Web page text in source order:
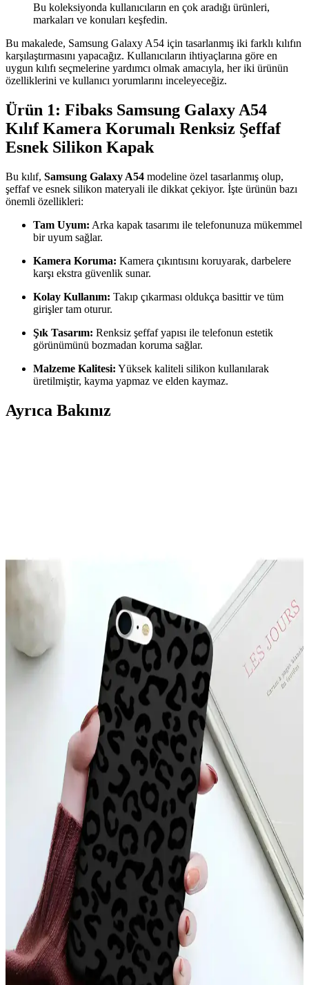
Bu koleksiyonda kullanıcıların en çok aradığı ürünleri,
markaları ve konuları keşfedin.
Bu makalede, Samsung Galaxy A54 için tasarlanmış iki farklı kılıfın
karşılaştırmasını yapacağız. Kullanıcıların ihtiyaçlarına göre en
uygun kılıfı seçmelerine yardımcı olmak amacıyla, her iki ürünün
özelliklerini ve kullanıcı yorumlarını inceleyeceğiz.
Ürün 1: Fibaks Samsung Galaxy A54
Kılıf Kamera Korumalı Renksiz Şeffaf
Esnek Silikon Kapak
Bu kılıf, Samsung Galaxy A54 modeline özel tasarlanmış olup,
şeffaf ve esnek silikon materyali ile dikkat çekiyor. İşte ürünün bazı
önemli özellikleri:
Tam Uyum: Arka kapak tasarımı ile telefonunuza mükemmel
bir uyum sağlar.
Kamera Koruma: Kamera çıkıntısını koruyarak, darbelere
karşı ekstra güvenlik sunar.
Kolay Kullanım: Takıp çıkarması oldukça basittir ve tüm
girişler tam oturur.
Şık Tasarım: Renksiz şeffaf yapısı ile telefonun estetik
görünümünü bozmadan koruma sağlar.
Malzeme Kalitesi: Yüksek kaliteli silikon kullanılarak
üretilmiştir, kayma yapmaz ve elden kaymaz.
Ayrıca Bakınız
Sağlayan İnce Tasarım
McStorey MacBook Air Kılıfı, yüksek kaliteli TPU malzemeden
üretilmiş, şık tasarımıyla cihazınızı çizik ve darbelere karşı korur,
hafif ve estetik yapısıyla kullanım kolaylığı sağlar.
YoungKit Apple iPhone 14 Pro Max Kılıfı:
Dayanıklı ve Estetik Koruma Çözümü
YoungKit iPhone 14 Pro Max kılıfı, dayanıklı malzeme ve şeffaf
tasarımıyla üstün koruma sağlar, estetik ve fonksiyonelliği bir arada
sunar, çevre dostudur ve manyetik şarj uyumludur.
Xiaomi Mi 11 Ultra için Şık ve Koruyucu Altın
Kenarlı Silikon Kılıf
Parlak altın detaylar ve dayanıklı silikon malzeme ile Xiaomi Mi 11
Ultra'nızı şık ve güvenle koruyan kılıf, çeşitli renk seçenekleriyle
tarzınıza uygun alternatifler sunar.
Apple iPhone 11 Pro Max için şık ve dayanıklı TPU
malzemeden koruyucu kılıf
Şeffaf ve renkli tasarımıyla dikkat çeken Case 4U Omega Kapak,
dayanıklı TPU malzemeden üretilmiş olup, telefonunuzu estetik ve
fonksiyonellik açısından üstün seviyede korur.
iPhone 17 Pro Max Arka Yüzeyindeki Çizgilerin
Nedenleri ve Çözüm Yolları
iPhone 17 Pro Max arka yüzeyinde oluşan ince çizgiler, kılıf baskısı,
ısı etkisi ve MagSafe aksesuarları nedeniyle ortaya çıkabilir.